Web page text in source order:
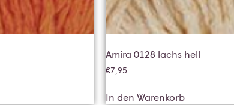
Amira 0128 lachs hell
€7,95
In den Warenkorb